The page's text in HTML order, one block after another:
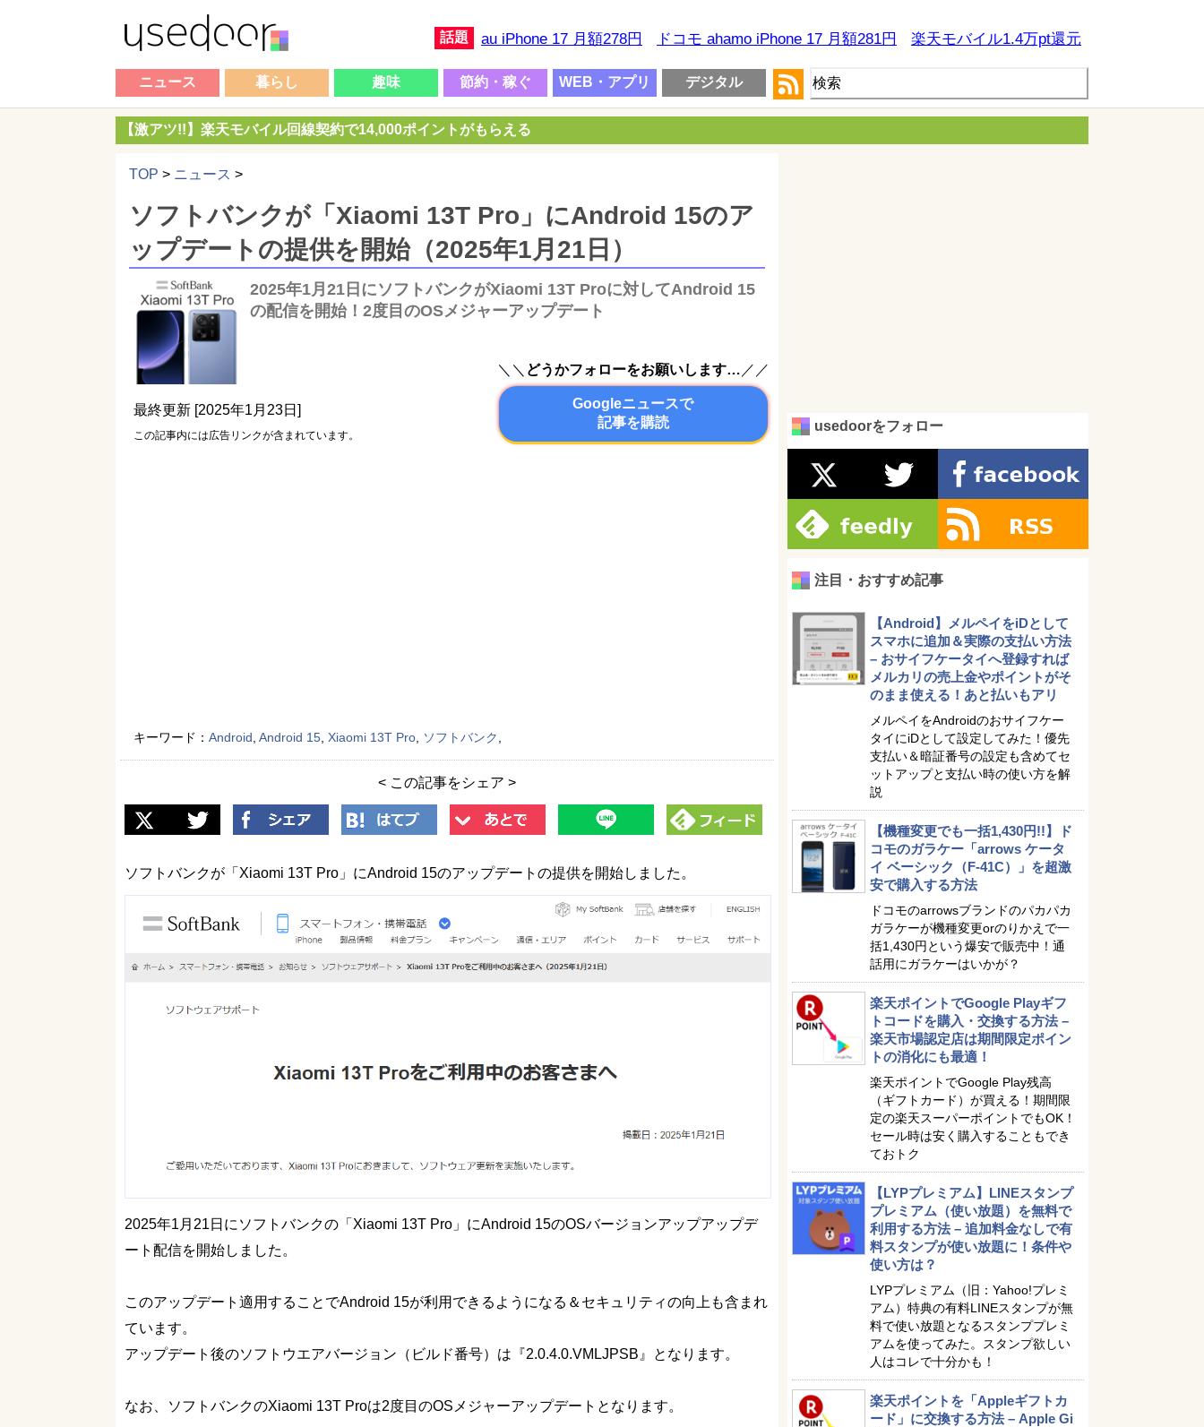
話題 au iPhone 17 月額278円 ドコモ ahamo iPhone 17 月額281円 楽天モバイル1.4万pt還元
ニュース 暮らし 趣味 節約・稼ぐ WEB・アプリ デジタル
【激アツ!!】楽天モバイル回線契約で14,000ポイントがもらえる
TOP > ニュース >
ソフトバンクが「Xiaomi 13T Pro」にAndroid 15のア
ップデートの提供を開始（2025年1月21日）
2025年1月21日にソフトバンクがXiaomi 13T Proに対してAndroid 15
の配信を開始！2度目のOSメジャーアップデート
最終更新 [2025年1月23日]
この記事内には広告リンクが含まれています。
＼＼ どうかフォローをお願いします… ／／
Googleニュースで
記事を購読
キーワード： Android Android 15 Xiaomi 13T Pro ソフトバンク
< この記事をシェア >
ソフトバンクが「Xiaomi 13T Pro」にAndroid 15のアップデートの提供を開始しました。
2025年1月21日にソフトバンクの「Xiaomi 13T Pro」にAndroid 15のOSバージョンアップアップデ
ート配信を開始しました。
このアップデート適用することでAndroid 15が利用できるようになる＆セキュリティの向上も含まれ
ています。
アップデート後のソフトウエアバージョン（ビルド番号）は『2.0.4.0.VMLJPSB』となります。
なお、ソフトバンクのXiaomi 13T Proは2度目のOSメジャーアップデートとなります。
usedoorをフォロー
注目・おすすめ記事
【Android】メルペイをiDとして
スマホに追加＆実際の支払い方法
– おサイフケータイへ登録すれば
メルカリの売上金やポイントがそ
のまま使える！あと払いもアリ
メルペイをAndroidのおサイフケー
タイにiDとして設定してみた！優先
支払い＆暗証番号の設定も含めてセ
ットアップと支払い時の使い方を解
説
【機種変更でも一括1,430円!!】ド
コモのガラケー「arrows ケータ
イ ベーシック（F-41C）」を超激
安で購入する方法
ドコモのarrowsブランドのパカパカ
ガラケーが機種変更orのりかえで一
括1,430円という爆安で販売中！通
話用にガラケーはいかが？
楽天ポイントでGoogle Playギフ
トコードを購入・交換する方法 –
楽天市場認定店は期間限定ポイン
トの消化にも最適！
楽天ポイントでGoogle Play残高
（ギフトカード）が買える！期間限
定の楽天スーパーポイントでもOK！
セール時は安く購入することもでき
ておトク
【LYPプレミアム】LINEスタンプ
プレミアム（使い放題）を無料で
利用する方法 – 追加料金なしで有
料スタンプが使い放題に！条件や
使い方は？
LYPプレミアム（旧：Yahoo!プレミ
アム）特典の有料LINEスタンプが無
料で使い放題となるスタンププレミ
アムを使ってみた。スタンプ欲しい
人はコレで十分かも！
楽天ポイントを「Appleギフトカ
ード」に交換する方法 – Apple Gi